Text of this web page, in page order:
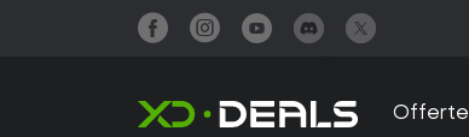
Offerte